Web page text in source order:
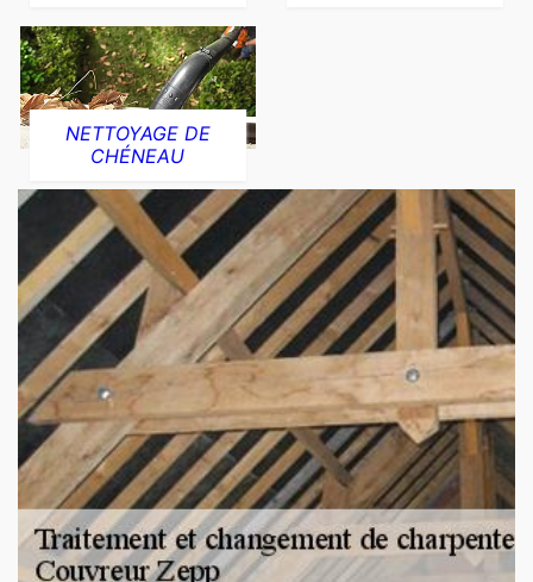
NETTOYAGE DE
CHÉNEAU